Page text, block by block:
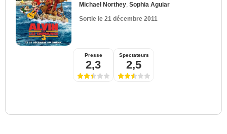
Michael Northey Sophia Aguiar
Sortie le 21 décembre 2011
Presse
2,3
Spectateurs
2,5